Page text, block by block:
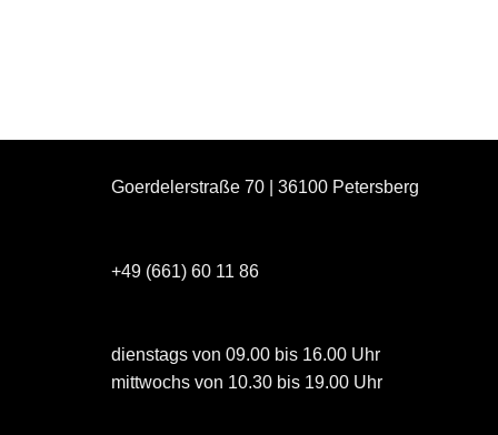
Goerdelerstraße 70 | 36100 Petersberg
+49 (661) 60 11 86
dienstags von 09.00 bis 16.00 Uhr
mittwochs von 10.30 bis 19.00 Uhr